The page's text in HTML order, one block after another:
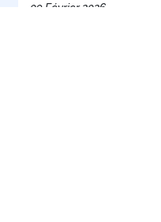
09 Février 2026